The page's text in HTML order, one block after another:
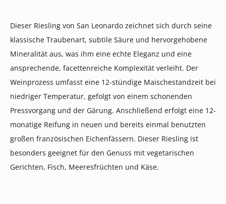
Dieser Riesling von San Leonardo zeichnet sich durch seine
klassische Traubenart, subtile Säure und hervorgehobene
Mineralität aus, was ihm eine echte Eleganz und eine
ansprechende, facettenreiche Komplexität verleiht. Der
Weinprozess umfasst eine 12-stündige Maischestandzeit bei
niedriger Temperatur, gefolgt von einem schonenden
Pressvorgang und der Gärung. Anschließend erfolgt eine 12-
monatige Reifung in neuen und bereits einmal benutzten
großen französischen Eichenfässern. Dieser Riesling ist
besonders geeignet für den Genuss mit vegetarischen
Gerichten, Fisch, Meeresfrüchten und Käse.